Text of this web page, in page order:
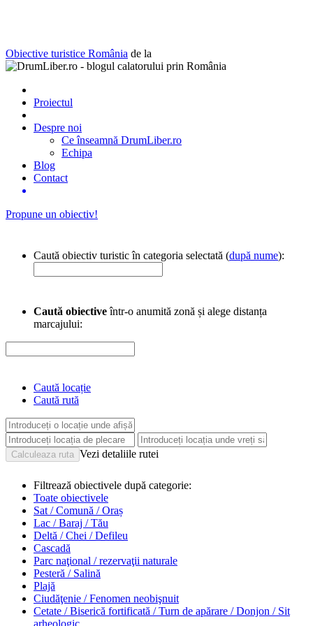
Obiective turistice România de la
Proiectul
Despre noi
Ce înseamnă DrumLiber.ro
Echipa
Blog
Contact
Propune un obiectiv!
Caută obiectiv turistic în categoria selectată (după nume):
Caută obiectiveîntr-o anumită zonă și alege distanța
marcajului:
Caută locație
Caută rută
Vezi detaliile rutei
Filtrează obiectivele după categorie:
Toate obiectivele
Sat / Comună / Oraș
Lac / Baraj / Tău
Deltă / Chei / Defileu
Cascadă
Parc naţional / rezervaţii naturale
Pesteră / Salină
Plajă
Ciudăţenie / Fenomen neobişnuit
Cetate / Biserică fortificată / Turn de apărare / Donjon / Sit
arheologic